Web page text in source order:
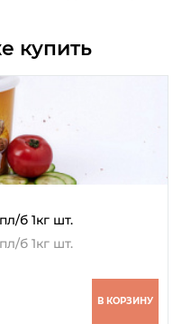
купить
б 1кг шт.
б 1кг шт.
В КОРЗИНУ